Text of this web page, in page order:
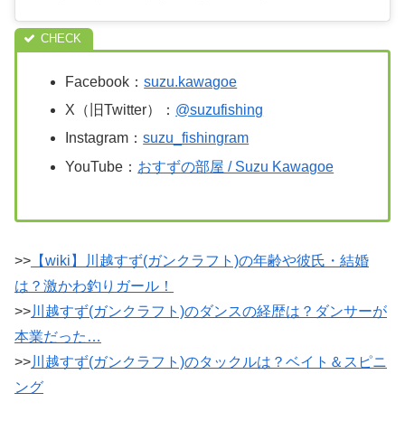
Facebook：suzu.kawagoe
X（旧Twitter）： @suzufishing
Instagram：suzu_fishingram
YouTube： おすずの部屋 / Suzu Kawagoe
>> 【wiki】川越すず(ガンクラフト)の年齢や彼氏・結婚
は？激かわ釣りガール！
>>川越すず(ガンクラフト)のダンスの経歴は？ダンサーが
本業だった…
>>川越すず(ガンクラフト)のタックルは？ベイト＆スピニ
ング